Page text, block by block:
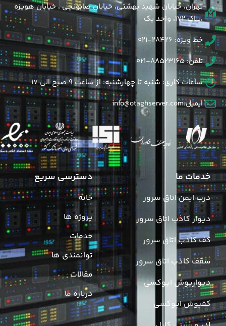
تهران، خیابان شهید بهشتی، خیابان صابونچی ، خیابان هویزه
،پلاک 172، واحد یک
خط ویژه: 28426-021
تلفن: 88523165-021
ساعات کاری: شنبه تا چهارشنبه: از ساعت 9 صبح الی 17
ایمیل:info@otaghserver.com
خدمات ما
درب ایمن اتاق سرور
دیوار کاذب اتاق سرور
کف کاذب اتاق سرور
سقف کاذب اتاق سرور
دیوارپوش اپوکسی
کفپوش اپوکسی
دسترسی سریع
خانه
پروژه ها
خدمات
توانمندی ها
مقالات
درباره ما